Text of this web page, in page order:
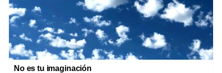
No es tu imaginación